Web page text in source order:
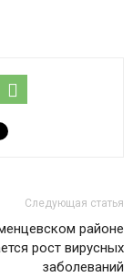
Следующая статья
районе
рост вирусных
заболеваний